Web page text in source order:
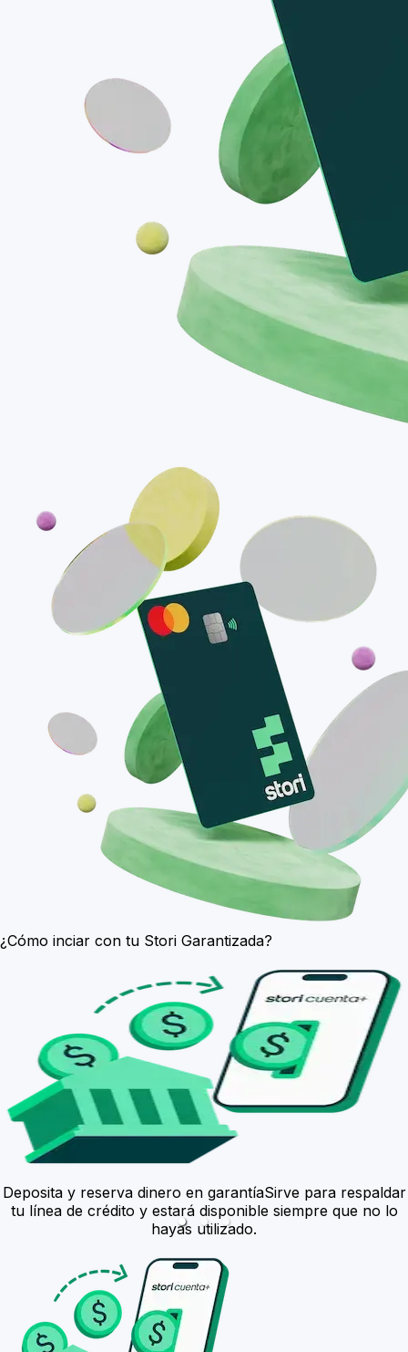
¿Cómo inciar con tu Stori Garantizada?
Deposita y reserva dinero en garantíaSirve para respaldar
tu línea de crédito y estará disponible siempre que no lo
hayas utilizado.